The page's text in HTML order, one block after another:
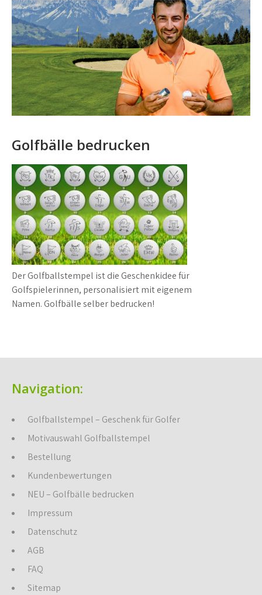
Golfbälle bedrucken
Der Golfballstempel ist die Geschenkidee für
Golfspielerinnen, personalisiert mit eigenem
Namen. Golfbälle selber bedrucken!
Navigation:
Golfballstempel – Geschenk für Golfer
Motivauswahl Golfballstempel
Bestellung
Kundenbewertungen
NEU – Golfbälle bedrucken
Impressum
Datenschutz
AGB
FAQ
Sitemap